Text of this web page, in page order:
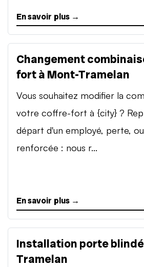
En savoir plus →
Changement
fort à Mont-Tramelan
Vous souhaitez modifier la
votre coffre-fort à {city} ?
départ d'un employé, perte,
renforcée : nous r...
En savoir plus →
Installation porte
Tramelan